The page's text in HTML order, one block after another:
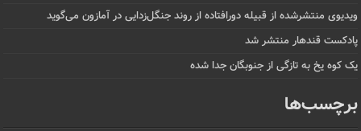
ویدیوی منتشرشده از قبیله دورافتاده‌ از روند جنگل‌زدایی در آمازون می‌گوید
پادکست قندهار منتشر شد
یک کوه یخ به تازگی از جنوبگان جدا شده
برچسب‌ها